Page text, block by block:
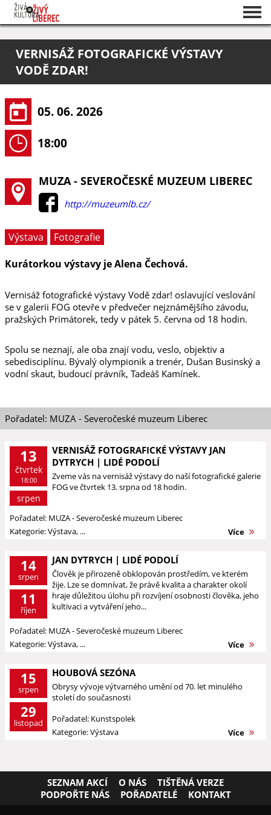
O projektu
Pořadatelé
VERNISÁŽ FOTOGRAFICKÉ VÝSTAVY
VODĚ ZDAR!
05. 06. 2026
18:00
MUZA - SEVEROČESKÉ MUZEUM LIBEREC
http://muzeumlb.cz/
Výstava
Fotografie
Kurátorkou výstavy je Alena Čechová.
Vernisáž fotografické výstavy Vodě zdar! oslavující veslování
se v galerii FOG otevře v předvečer nejznámějšího závodu,
pražských Primátorek, tedy v pátek 5. června od 18 hodin.
Spolu se neznají, ale oba znají vodu, veslo, objektiv a
sebedisciplínu. Bývalý olympionik a trenér, Dušan Businský a
vodní skaut, budoucí právník, Tadeáš Kamínek.
Pořadatel: MUZA - Severočeské muzeum Liberec
13
čtvrtek
18:00
srpen
VERNISÁŽ FOTOGRAFICKÉ VÝSTAVY JAN
DYTRYCH | LIDÉ PODOLÍ
Zveme vás na vernisáž výstavy do naší fotografické galerie
FOG ve čtvrtek 13. srpna od 18 hodin.
Pořadatel: MUZA - Severočeské muzeum Liberec
Kategorie: Výstava, ...
Více
14
srpen
11
říjen
JAN DYTRYCH | LIDÉ PODOLÍ
Člověk je přirozeně obklopován prostředím, ve kterém
žije. Lze se domnívat, že právě kvalita a charakter okolí
hraje důležitou úlohu při rozvíjení osobnosti člověka, jeho
kultivaci a vytváření jeho...
Pořadatel: MUZA - Severočeské muzeum Liberec
Kategorie: Výstava, ...
Více
15
srpen
29
listopad
HOUBOVÁ SEZÓNA
Obrysy vývoje výtvarného umění od 70. let minulého
století do současnosti
Pořadatel: Kunstspolek
Kategorie: Výstava
Více
SEZNAM AKCÍ O NÁS
TIŠTĚNÁ VERZE
PODPOŘTE NÁS
POŘADATELÉ KONTAKT